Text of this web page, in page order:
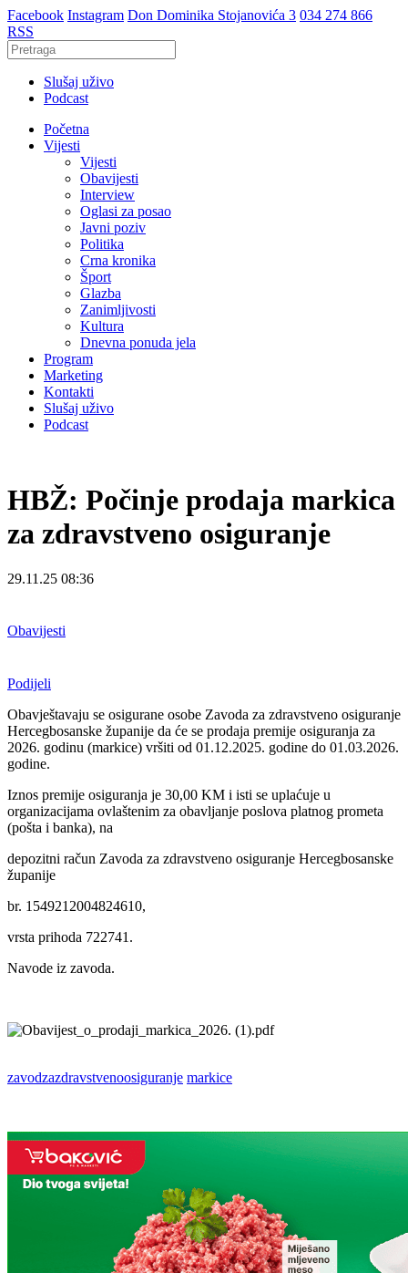
Facebook Instagram Don Dominika Stojanovića 3 034 274 866
RSS
Slušaj uživo
Podcast
Početna
Vijesti
Vijesti
Obavijesti
Interview
Oglasi za posao
Javni poziv
Politika
Crna kronika
Šport
Glazba
Zanimljivosti
Kultura
Dnevna ponuda jela
Program
Marketing
Kontakti
Slušaj uživo
Podcast
HBŽ: Počinje prodaja markica
za zdravstveno osiguranje
29.11.25 08:36
Obavijesti
Podijeli
Obavještavaju se osigurane osobe Zavoda za zdravstveno osiguranje
Hercegbosanske županije da će se prodaja premije osiguranja za
2026. godinu (markice) vršiti od 01.12.2025. godine do 01.03.2026.
godine.
Iznos premije osiguranja je 30,00 KM i isti se uplaćuje u
organizacijama ovlaštenim za obavljanje poslova platnog prometa
(pošta i banka), na
depozitni račun Zavoda za zdravstveno osiguranje Hercegbosanske
županije
br. 1549212004824610,
vrsta prihoda 722741.
Navode iz zavoda.
zavodzazdravstvenoosiguranje markice